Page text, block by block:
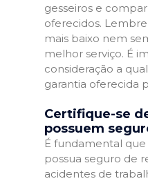
gesseiros e
oferecidos.
mais baixo nem
melhor serviço. É
consideração a
garantia oferecida
Certifique-se
possuem
É fundamental
possua seguro de
acidentes de